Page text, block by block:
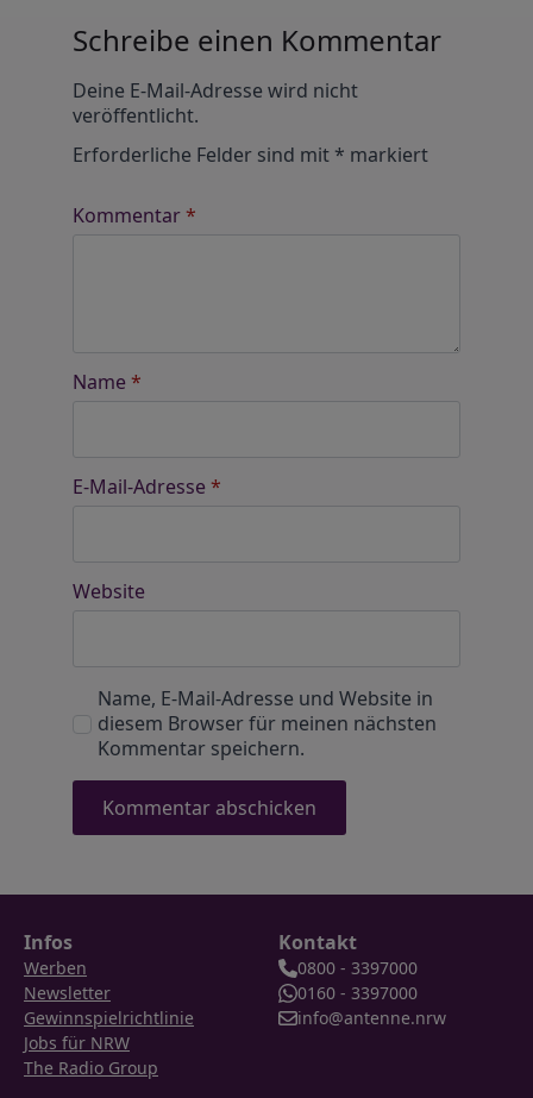
Schreibe einen Kommentar
Deine E-Mail-Adresse wird nicht
veröffentlicht.
Erforderliche Felder sind mit* markiert
Kommentar*
Name *
E-Mail-Adresse *
Website
Name, E-Mail-Adresse und Website in
diesem Browser für meinen nächsten
Kommentar speichern.
Infos
Werben
Newsletter
Gewinnspielrichtlinie
Jobs für NRW
The Radio Group
Kontakt
0800 - 3397000
0160 - 3397000
info@antenne.nrw